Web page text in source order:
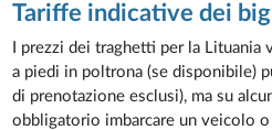
Tariffe indicative dei
I prezzi dei traghetti per la Lituania
a piedi in poltrona (se disponibile)
di prenotazione esclusi), ma su
obbligatorio imbarcare un veicolo o